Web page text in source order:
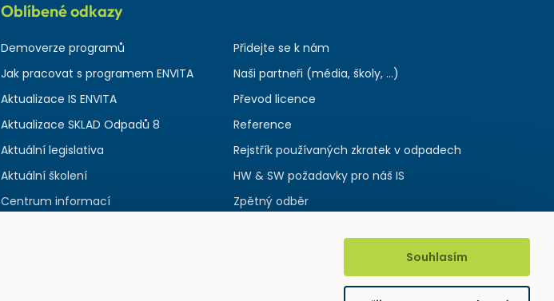
Oblíbené odkazy
Demoverze programů
Jak pracovat s programem ENVITA
Aktualizace IS ENVITA
Aktualizace SKLAD Odpadů 8
Aktuální legislativa
Aktuální školení
Centrum informací
Přidejte se k nám
Naši partneři (média, školy, ...)
Převod licence
Reference
Rejstřík používaných zkratek v odpadech
HW & SW požadavky pro náš IS
Zpětný odběr
Souhlasím